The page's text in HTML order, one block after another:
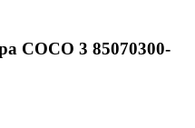
COCO 3 85070300-